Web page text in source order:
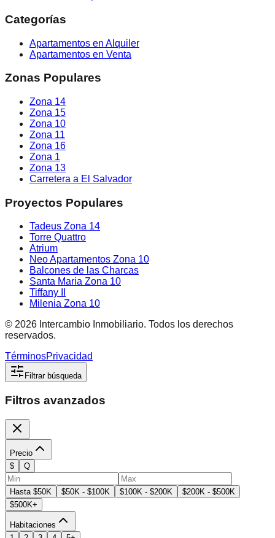
Categorías
Apartamentos en Alquiler
Apartamentos en Venta
Zonas Populares
Zona 14
Zona 15
Zona 10
Zona 11
Zona 16
Zona 1
Zona 13
Carretera a El Salvador
Proyectos Populares
Tadeus Zona 14
Torre Quattro
Atrium
Neo Apartamentos Zona 10
Balcones de las Charcas
Santa Maria Zona 10
Tiffany II
Milenia Zona 10
© 2026 Intercambio Inmobiliario. Todos los derechos
reservados.
TérminosPrivacidad
Filtrar búsqueda
Filtros avanzados
Precio
$
Q
Hasta $50K $50K - $100K $100K - $200K
$200K - $500K
$500K+
Habitaciones